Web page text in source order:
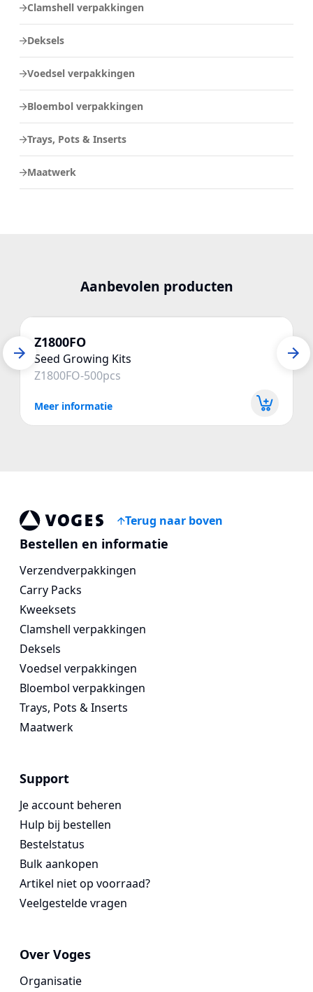
Clamshell verpakkingen
Deksels
Voedsel verpakkingen
Bloembol verpakkingen
Trays, Pots & Inserts
Maatwerk
Aanbevolen producten
Z1800FO
Seed Growing Kits
Z1800FO-500pcs
Meer informatie
Voges Online Store
Terug naar boven
Bestellen en informatie
Verzendverpakkingen
Carry Packs
Kweeksets
Clamshell verpakkingen
Deksels
Voedsel verpakkingen
Bloembol verpakkingen
Trays, Pots & Inserts
Maatwerk
Support
Je account beheren
Hulp bij bestellen
Bestelstatus
Bulk aankopen
Artikel niet op voorraad?
Veelgestelde vragen
Over Voges
Organisatie